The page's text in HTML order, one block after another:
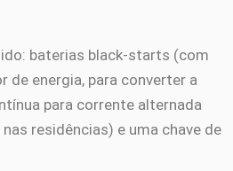
baterias black-starts (com
de energia, para converter a
para corrente alternada
residências) e uma chave de